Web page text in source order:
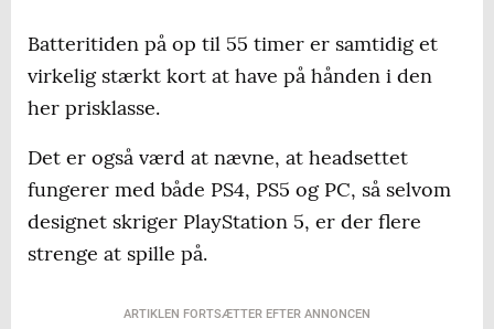
Batteritiden på op til 55 timer er samtidig et
virkelig stærkt kort at have på hånden i den
her prisklasse.
Det er også værd at nævne, at headsettet
fungerer med både PS4, PS5 og PC, så selvom
designet skriger PlayStation 5, er der flere
strenge at spille på.
ARTIKLEN FORTSÆTTER EFTER ANNONCEN